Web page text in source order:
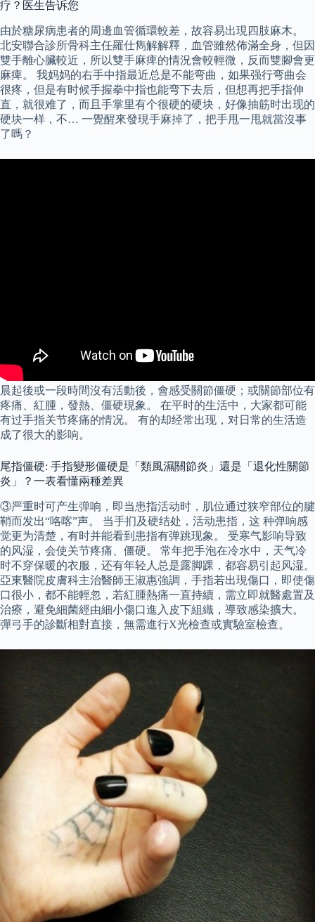
疗？医生告诉您
由於糖尿病患者的周邊血管循環較差，故容易出現四肢麻木。
北安聯合診所骨科主任羅仕雋解解釋，血管雖然佈滿全身，但因
雙手離心臟較近，所以雙手麻痺的情況會較輕微，反而雙腳會更
麻痺。 我妈妈的右手中指最近总是不能弯曲，如果强行弯曲会
很疼，但是有时候手握拳中指也能弯下去后，但想再把手指伸
直，就很难了，而且手掌里有个很硬的硬块，好像抽筋时出现的
硬块一样，不… 一覺醒來發現手麻掉了，把手甩一甩就當沒事
了嗎？
晨起後或一段時間沒有活動後，會感受關節僵硬；或關節部位有
疼痛、紅腫，發熱、僵硬現象。 在平时的生活中，大家都可能
有过手指关节疼痛的情况。 有的却经常出现，对日常的生活造
成了很大的影响。
尾指僵硬: 手指變形僵硬是「類風濕關節炎」還是「退化性關節
炎」？一表看懂兩種差異
③严重时可产生弹响，即当患指活动时，肌位通过狭窄部位的腱
鞘而发出“咯喀”声。 当手扪及硬结处，活动患指，这 种弹响感
觉更为清楚，有时并能看到患指有弹跳现象。 受寒气影响导致
的风湿，会使关节疼痛、僵硬。 常年把手泡在冷水中，天气冷
时不穿保暖的衣服，还有年轻人总是露脚踝，都容易引起风湿。
亞東醫院皮膚科主治醫師王淑惠強調，手指若出現傷口，即使傷
口很小，都不能輕忽，若紅腫熱痛一直持續，需立即就醫處置及
治療，避免細菌經由細小傷口進入皮下組織，導致感染擴大。
彈弓手的診斷相對直接，無需進行X光檢查或實驗室檢查。